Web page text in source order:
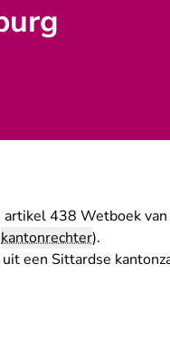
438 Wetboek
kantonrechter).
een Sittardse